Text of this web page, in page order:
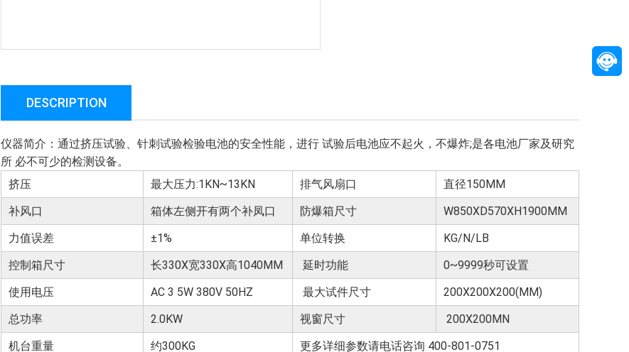
DESCRIPTION
仪器简介：通过挤压试验、针刺试验检验电池的安全性能，进行 试验后电池应不起火，不爆炸;是各电池厂家及研究
所 必不可少的检测设备。
挤压
最大压力:1KN~13KN 排气风扇口
直径150MM
补风口
箱体左侧开有两个补凤口 防爆箱尺寸
W850XD570XH1900MM
力值误差
±1% 单位转换
KG/N/LB
控制箱尺寸
长330X宽330X高1040MM 延时功能
0~9999秒可设置
使用电压
AC 3 5W 380V 50HZ 最大试件尺寸
200X200X200(MM)
总功率
2.0KW 视窗尺寸
200X200MN
机台重量
约300KG 更多详细参数请电话咨询 400-801-0751